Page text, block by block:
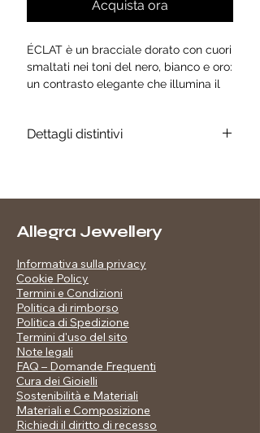
Acquista ora
ÉCLAT è un bracciale dorato con cuori
smaltati nei toni del nero, bianco e oro:
un contrasto elegante che illumina il
un equilibrio perfetto tra stile e
Dettagli distintivi
qualità
Dettagli: cuori smaltati neri, bianchi
Finitura: brillante effetto specchio
Incluso nel prezzo:
Confezione regalo brandizzata
Allegra Jewellery
Informativa sulla privacy
Cookie Policy
Termini e Condizioni
Politica di rimborso
Politica di Spedizione
Termini d'uso del sito
Note legali
FAQ – Domande Frequenti
Cura dei Gioielli
Sostenibilità e Materiali
Materiali e Composizione
Richiedi il diritto di recesso